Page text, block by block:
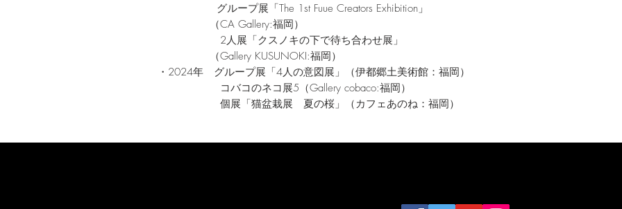
グループ展「The 1st Fuue Creators Exhibition」
（CA Gallery:福岡）
2人展「クスノキの下で待ち合わせ展」
（Gallery KUSUNOKI:福岡）
・2024年 グループ展「4人の意図展」（伊都郷土美術館：福岡）
コバコのネコ展5（Gallery cobaco:福岡）
個展「猫盆栽展 夏の桜」（カフェあのね：福岡）